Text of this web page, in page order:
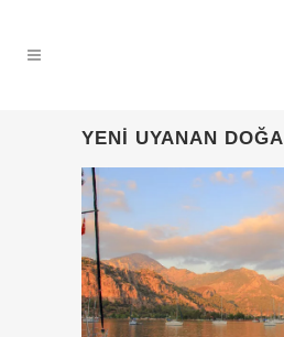
YENI UYANAN DOĞA